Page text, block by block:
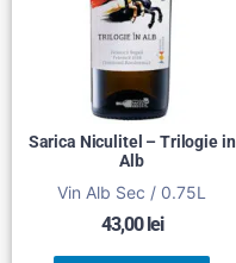
Sarica Niculitel – Trilogie in
Alb
Vin Alb Sec / 0.75L
43,00lei